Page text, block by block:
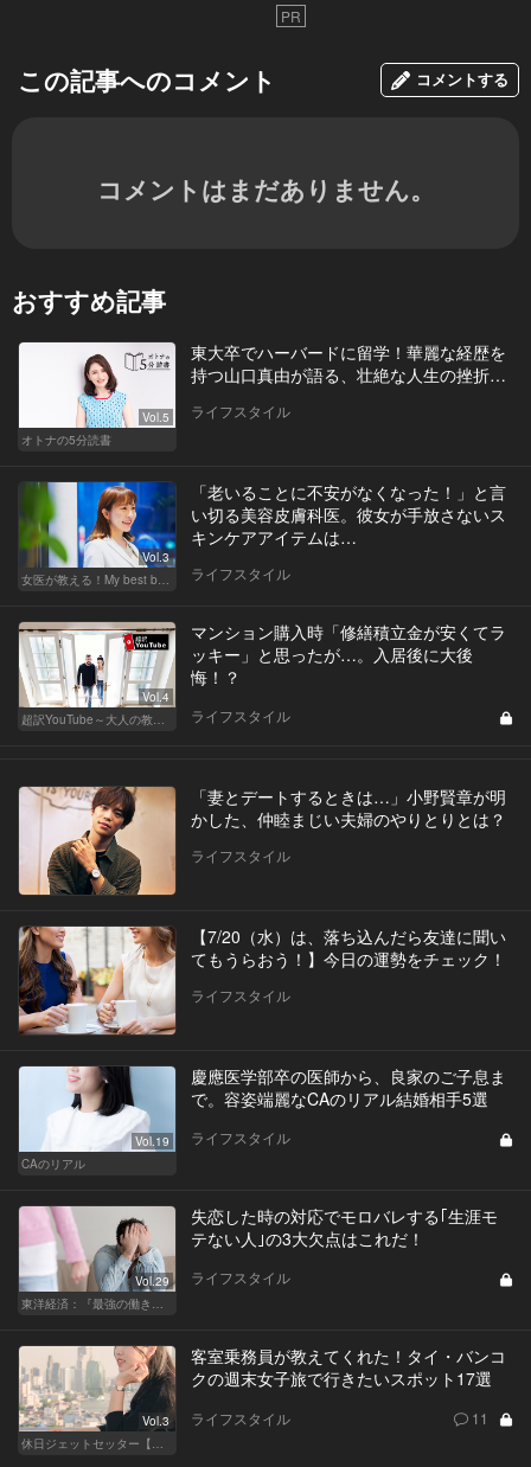
PR
この記事へのコメント コメントする
コメントはまだありません。
おすすめ記事
Vol.5
オトナの5分読書
東大卒でハーバードに留学！華麗な経歴を
持つ山口真由が語る、壮絶な人生の挫折…
ライフスタイル
Vol.3
女医が教える！My best beauty
「老いることに不安がなくなった！」と言
い切る美容皮膚科医。彼女が手放さないス
キンケアアイテムは…
ライフスタイル
Vol.4
超訳YouTube～大人の教養講座～
マンション購入時「修繕積立金が安くてラ
ッキー」と思ったが…。入居後に大後
悔！？
ライフスタイル
「妻とデートするときは…」小野賢章が明
かした、仲睦まじい夫婦のやりとりとは？
ライフスタイル
【7/20（水）は、落ち込んだら友達に聞い
てもうらおう！】今日の運勢をチェック！
ライフスタイル
Vol.19
CAのリアル
慶應医学部卒の医師から、良家のご子息ま
で。容姿端麗なCAのリアル結婚相手5選
ライフスタイル
Vol.29
東洋経済：『最強の働き方』『一流の育て方』
失恋した時の対応でモロバレする｢生涯モ
テない人｣の3大欠点はこれだ！
ライフスタイル
Vol.3
休日ジェットセッター【厳選スポット編】
客室乗務員が教えてくれた！タイ・バンコ
クの週末女子旅で行きたいスポット17選
ライフスタイル 11